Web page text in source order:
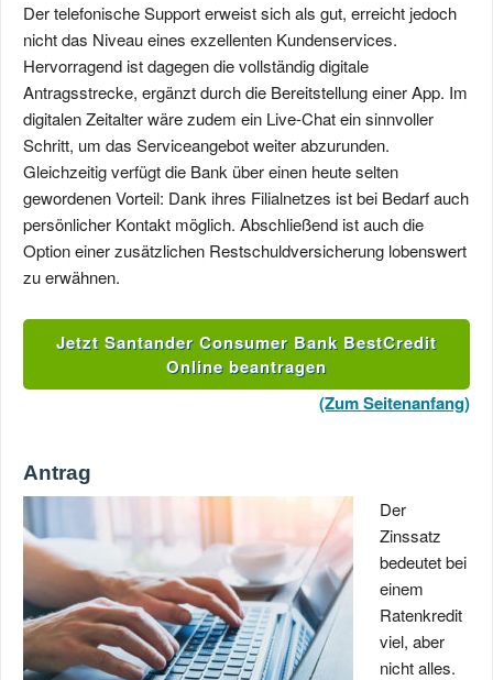
Der telefonische Support erweist sich als gut, erreicht jedoch
nicht das Niveau eines exzellenten Kundenservices.
Hervorragend ist dagegen die vollständig digitale
Antragsstrecke, ergänzt durch die Bereitstellung einer App. Im
digitalen Zeitalter wäre zudem ein Live-Chat ein sinnvoller
Schritt, um das Serviceangebot weiter abzurunden.
Gleichzeitig verfügt die Bank über einen heute selten
gewordenen Vorteil: Dank ihres Filialnetzes ist bei Bedarf auch
persönlicher Kontakt möglich. Abschließend ist auch die
Option einer zusätzlichen Restschuldversicherung lobenswert
zu erwähnen.
Jetzt Santander Consumer Bank BestCredit
Online beantragen
(Zum Seitenanfang)
Antrag
Der
Zinssatz
bedeutet bei
einem
Ratenkredit
viel, aber
nicht alles.